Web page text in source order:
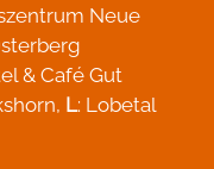
Neue
& Café Gut
L: Lobetal